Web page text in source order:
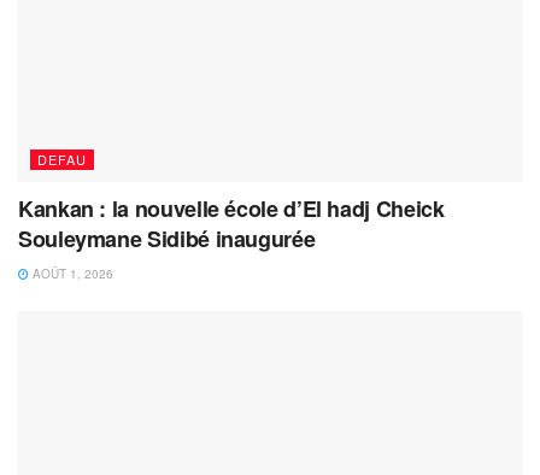
DEFAU
Kankan : la nouvelle école d’El hadj Cheick
Souleymane Sidibé inaugurée
AOÛT 1, 2026